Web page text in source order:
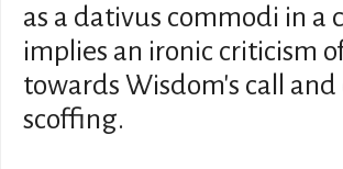
as a dativus commodi in a
implies an ironic criticism
towards Wisdom's call
scoffing.